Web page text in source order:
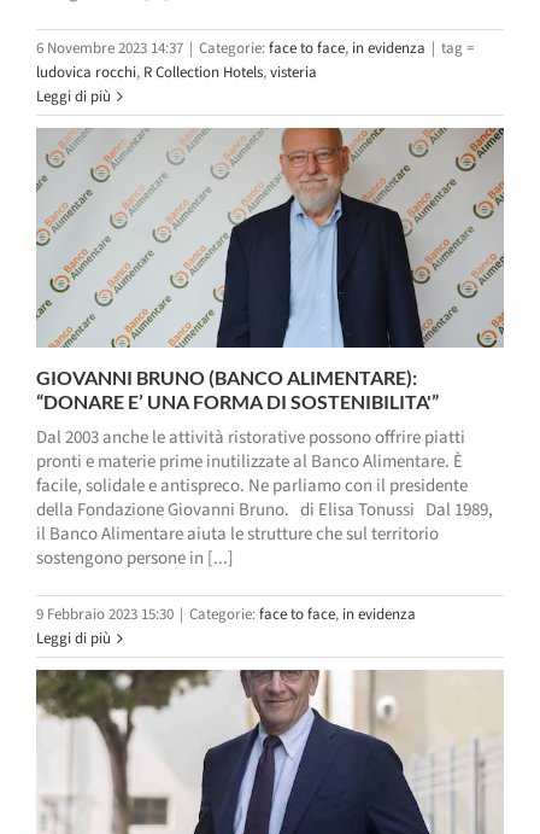
6 Novembre 2023 14:37 | Categorie:face to face, in evidenza | tag =
ludovica rocchi, R Collection Hotels,visteria
Leggi di più
GIOVANNI BRUNO (BANCO ALIMENTARE):
“DONARE E’ UNA FORMA DI SOSTENIBILITA'”
Dal 2003 anche le attività ristorative possono offrire piatti
pronti e materie prime inutilizzate al Banco Alimentare. È
facile, solidale e antispreco. Ne parliamo con il presidente
della Fondazione Giovanni Bruno. di Elisa Tonussi Dal 1989,
il Banco Alimentare aiuta le strutture che sul territorio
sostengono persone in [...]
9 Febbraio 2023 15:30 | Categorie:face to face, in evidenza
Leggi di più